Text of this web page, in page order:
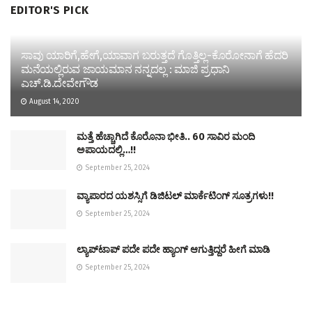
EDITOR'S PICK
ಸಾವು ಯಾರಿಗೆ,ಹೇಗೆ,ಯಾವಾಗ ಬರುತ್ತದೆ ಗೊತ್ತಿಲ್ಲ-ಕೊರೋನಾಗೆ ಹೆದರಿ
ಮನೆಯಲ್ಲಿರುವ ಜಾಯಮಾನ ನನ್ನದಲ್ಲ : ಮಾಜಿ ಪ್ರಧಾನಿ
ಎಚ್.ಡಿ.ದೇವೇಗೌಡ
August 14, 2020
ಮತ್ತೆ ಹೆಚ್ಚಾಗಿದೆ ಕೊರೊನಾ ಭೀತಿ.. 60 ಸಾವಿರ ಮಂದಿ
ಅಪಾಯದಲ್ಲಿ…!!
September 25, 2024
ವ್ಯಾಪಾರದ ಯಶಸ್ಸಿಗೆ ಡಿಜಿಟಲ್ ಮಾರ್ಕೆಟಿಂಗ್ ಸೂತ್ರಗಳು!!
September 25, 2024
ಲ್ಯಾಪ್‌ಟಾಪ್‌ ಪದೇ ಪದೇ ಹ್ಯಾಂಗ್‌ ಆಗುತ್ತಿದ್ದರೆ ಹೀಗೆ ಮಾಡಿ
September 25, 2024